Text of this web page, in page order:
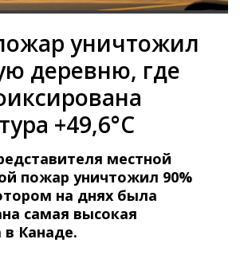
уничтожил
деревню, где
+49,6°C
местной
пожар уничтожил 90%
на днях была
самая высокая
в Канаде.